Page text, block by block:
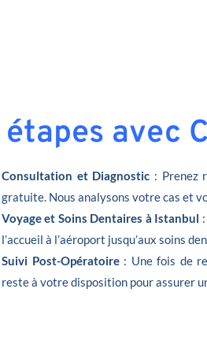
étapes avec
Consultation et Diagnostic : Prenez
gratuite. Nous analysons votre cas et
Voyage et Soins Dentaires à Istanbul
l’accueil à l’aéroport jusqu’aux soins
Suivi Post-Opératoire : Une fois de
reste à votre disposition pour assurer